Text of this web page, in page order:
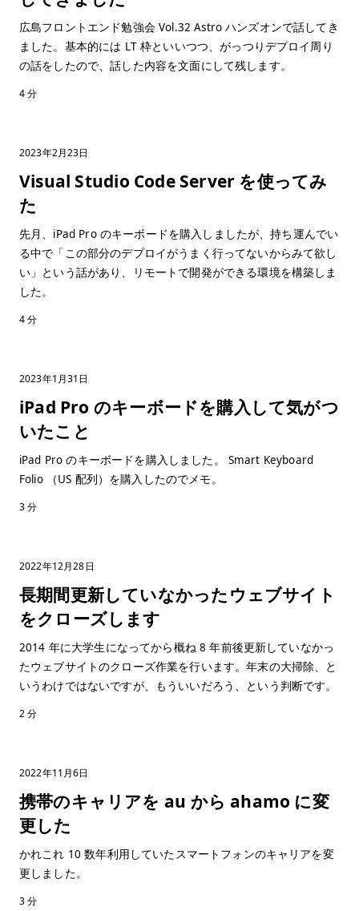
広島フロントエンド勉強会 Vol.32 Astro ハンズオンで話してき
ました。基本的には LT 枠といいつつ、がっつりデプロイ周り
の話をしたので、話した内容を文面にして残します。
4 分
2023年2月23日
Visual Studio Code Server を使ってみ
た
先月、iPad Pro のキーボードを購入しましたが、持ち運んでい
る中で「この部分のデプロイがうまく行ってないからみて欲し
い」という話があり、リモートで開発ができる環境を構築しま
した。
4 分
2023年1月31日
iPad Pro のキーボードを購入して気がつ
いたこと
iPad Pro のキーボードを購入しました。 Smart Keyboard
Folio （US 配列）を購入したのでメモ。
3 分
2022年12月28日
長期間更新していなかったウェブサイト
をクローズします
2014 年に大学生になってから概ね 8 年前後更新していなかっ
たウェブサイトのクローズ作業を行います。年末の大掃除、と
いうわけではないですが、もういいだろう、という判断です。
2 分
2022年11月6日
携帯のキャリアを au から ahamo に変
更した
かれこれ 10 数年利用していたスマートフォンのキャリアを変
更しました。
3 分